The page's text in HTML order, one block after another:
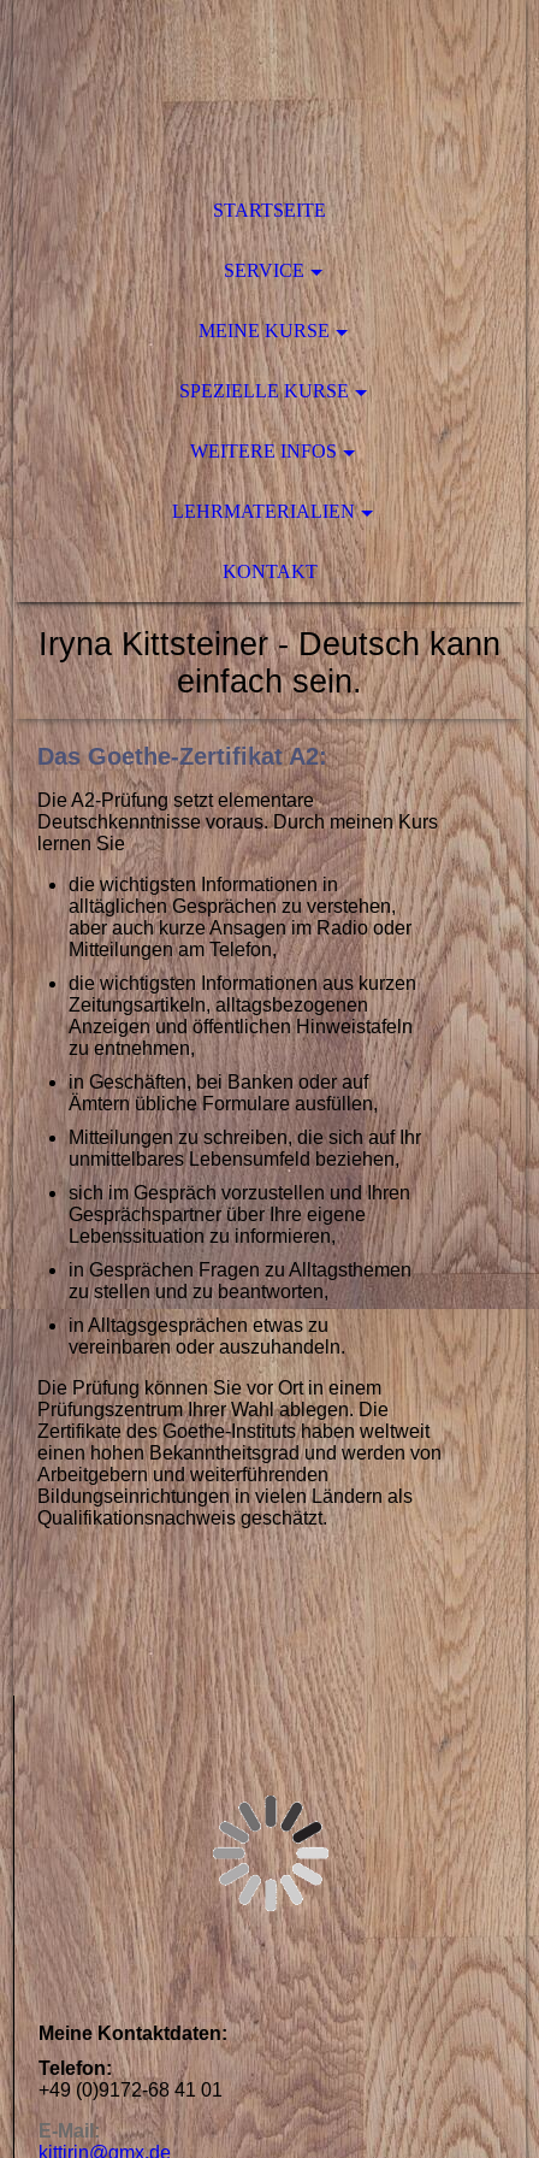
STARTSEITE
SERVICE
MEINE KURSE
SPEZIELLE KURSE
WEITERE INFOS
LEHRMATERIALIEN
KONTAKT
Iryna Kittsteiner - Deutsch kann
einfach sein.
Das Goethe-Zertifikat A2:
Die A2-Prüfung setzt elementare
Deutschkenntnisse voraus. Durch meinen Kurs
lernen Sie
die wichtigsten Informationen in
alltäglichen Gesprächen zu verstehen,
aber auch kurze Ansagen im Radio oder
Mitteilungen am Telefon,
die wichtigsten Informationen aus kurzen
Zeitungsartikeln, alltagsbezogenen
Anzeigen und öffentlichen Hinweistafeln
zu entnehmen,
in Geschäften, bei Banken oder auf
Ämtern übliche Formulare ausfüllen,
Mitteilungen zu schreiben, die sich auf Ihr
unmittelbares Lebensumfeld beziehen,
sich im Gespräch vorzustellen und Ihren
Gesprächspartner über Ihre eigene
Lebenssituation zu informieren,
in Gesprächen Fragen zu Alltagsthemen
zu stellen und zu beantworten,
in Alltagsgesprächen etwas zu
vereinbaren oder auszuhandeln.
Die Prüfung können Sie vor Ort in einem
Prüfungszentrum Ihrer Wahl ablegen. Die
Zertifikate des Goethe-Instituts haben weltweit
einen hohen Bekanntheitsgrad und werden von
Arbeitgebern und weiterführenden
Bildungseinrichtungen in vielen Ländern als
Qualifikationsnachweis geschätzt.
Meine Kontaktdaten:
Telefon:
+49 (0)9172-68 41 01
E-Mail:
kittirin@gmx.de